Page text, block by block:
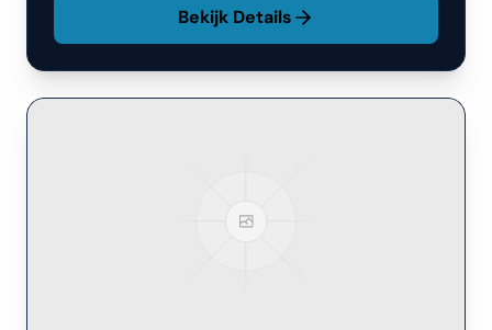
Bekijk Details